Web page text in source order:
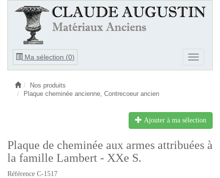
Ma sélection (0)
Ouvrir
Ouvrir
le
Nos produits
Plaque cheminée ancienne, Contrecoeur ancien
Ajouter à ma sélection
Plaque de cheminée aux armes attribuées à
la famille Lambert - XXe S.
Référence C-1517